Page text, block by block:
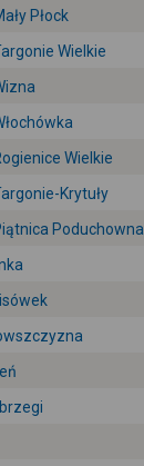
Płock
Wielkie
Wielkie
Krytuły
Poduchowna